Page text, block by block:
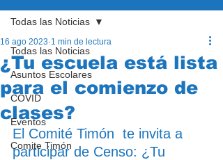
Todas las Noticias
Asuntos Escolares
COVID
Eventos
Comite Timón
Todas las Noticias
¿Tu escuela está lista
para el comienzo de
clases?
16 ago 2023 1 min de lectura
El Comité Timón  te invita a
participar de Censo: ¿Tu